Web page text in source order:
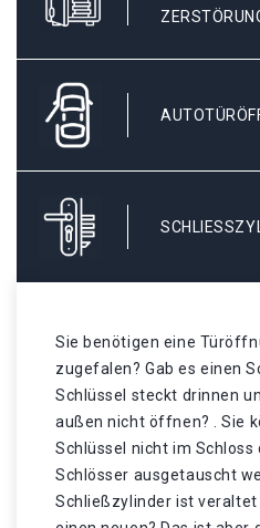
Sie benötigen eine
zugefalen? Gab es einen
Schlüssel steckt drinnen
außen nicht öffnen? . Sie
Schlüssel nicht im Schloss
Schlösser ausgetauscht
Schließzylinder ist veraltet